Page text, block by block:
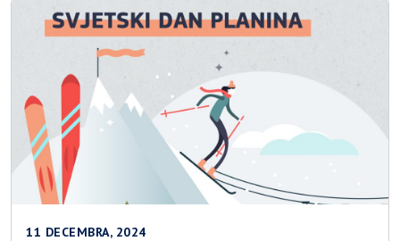
11 DECEMBRA, 2024